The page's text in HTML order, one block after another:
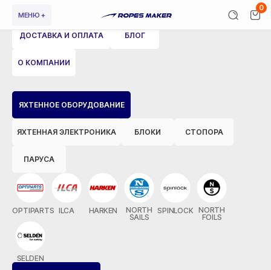
МЕНЮ +
0
ЯХТЕННОЕ ОБОРУДОВАНИЕ
ЯХТЕННАЯ ЭЛЕКТРОНИКА БЛОКИ СТОПОРА
ПАРУСА
OPTIPARTS ILCA HARKEN
NORTH
SAILS
SPINLOCK NORTH
FOILS
SELDEN
ДОСТАВКА И ОПЛАТА БЛОГ
О КОМПАНИИ